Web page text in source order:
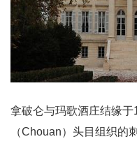
拿破仑与玛歌酒庄结缘
（Chouan）头目组织的